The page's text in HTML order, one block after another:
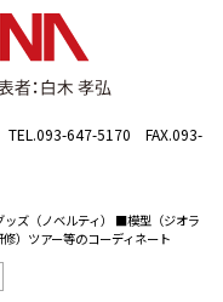
TEL.093-647-5170 FAX.093-
ズ（ノベルティ） ■模型（ジオラ
）ツアー等のコーディネート